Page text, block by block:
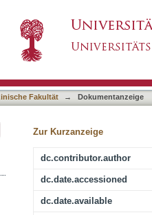
1 in human breast
Fakultät → Dokumentanzeige
Zur Kurzanzeige
dc.contributor.author
dc.date.accessioned
dc.date.available